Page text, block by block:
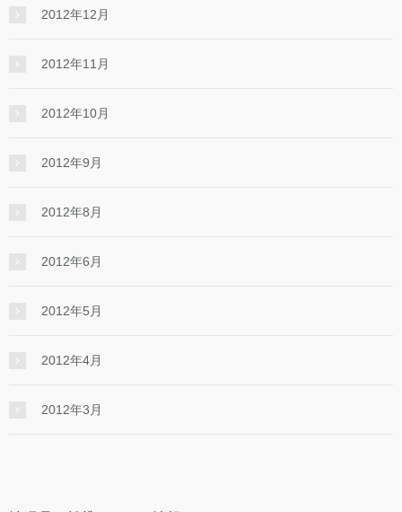
2012年12月
2012年11月
2012年10月
2012年9月
2012年8月
2012年6月
2012年5月
2012年4月
2012年3月